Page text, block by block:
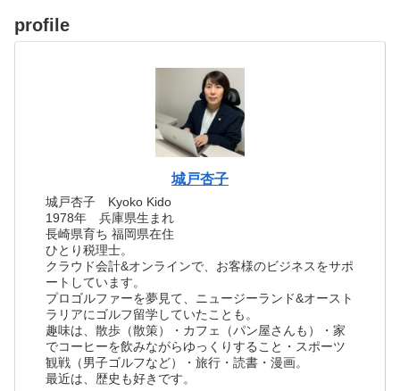
profile
城戸杏子
城戸杏子 Kyoko Kido
1978年 兵庫県生まれ
長崎県育ち 福岡県在住
ひとり税理士。
クラウド会計&オンラインで、お客様のビジネスをサポ
ートしています。
プロゴルファーを夢見て、ニュージーランド&オースト
ラリアにゴルフ留学していたことも。
趣味は、散歩（散策）・カフェ（パン屋さんも）・家
でコーヒーを飲みながらゆっくりすること・スポーツ
観戦（男子ゴルフなど）・旅行・読書・漫画。
最近は、歴史も好きです。